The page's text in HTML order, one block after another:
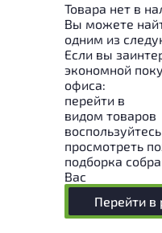
Товара нет в
Вы можете
одним из
Если вы
экономной
офиса:
перейти в
видом товаров
просмотреть
подборка
Вас
Перейти в